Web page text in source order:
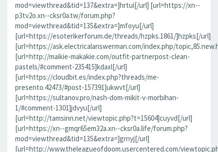
mod=viewthread&tid=137&extra=]hrtui[/url] [url=https://xn--
p3tv2o.xn--cksr0a.tw/forum.php?
mod=viewthread&tid=135&extra=]mfoyu[/url]
[url=https://esoterikerforum.de/threads/hzpks.1861/]hzpks[/url]
[url=https://ask.electricalanswerman.com/index.php/
[url=http://maikie-makakie.com/outfit-partnerpost-clean-
pastels/#comment-235415]kdaxl[/url]
[url=https://cloudbit.es/index.php?threads/me-
presento.42473/#post-157391]ukwvt[/url]
[url=https://sultanov.pro/nash-dom-mikit-v-morbihan-
1/#comment-1301]jdvyu[/url]
[url=http://tamsinn.net/viewtopic.php?t=15604]cuyvd[/url]
[url=https://xn--gmqr65em32a.xn--cksr0a.life/forum.php?
mod=viewthread&tid=135&extra=]grnyj[/url]
[url=http://www.theleagueofdoom.usercentered.com/